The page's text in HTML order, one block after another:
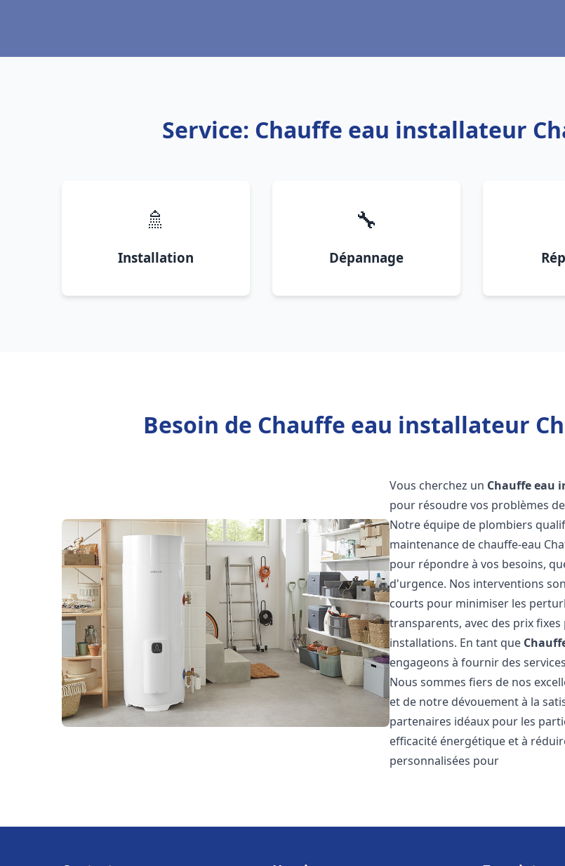
Service: Chauffe eau installateur
🚿
Installation
🔧
Dépannage
Besoin de Chauffe eau installateur
Vous cherchez un Chauffe eau
pour résoudre vos problèmes
Notre équipe de plombiers
maintenance de chauffe-eau
pour répondre à vos besoins,
d'urgence. Nos interventions
courts pour minimiser les
transparents, avec des prix
installations. En tant que
engageons à fournir des
Nous sommes fiers de nos
et de notre dévouement à la
partenaires idéaux pour les
efficacité énergétique et à
personnalisées pour